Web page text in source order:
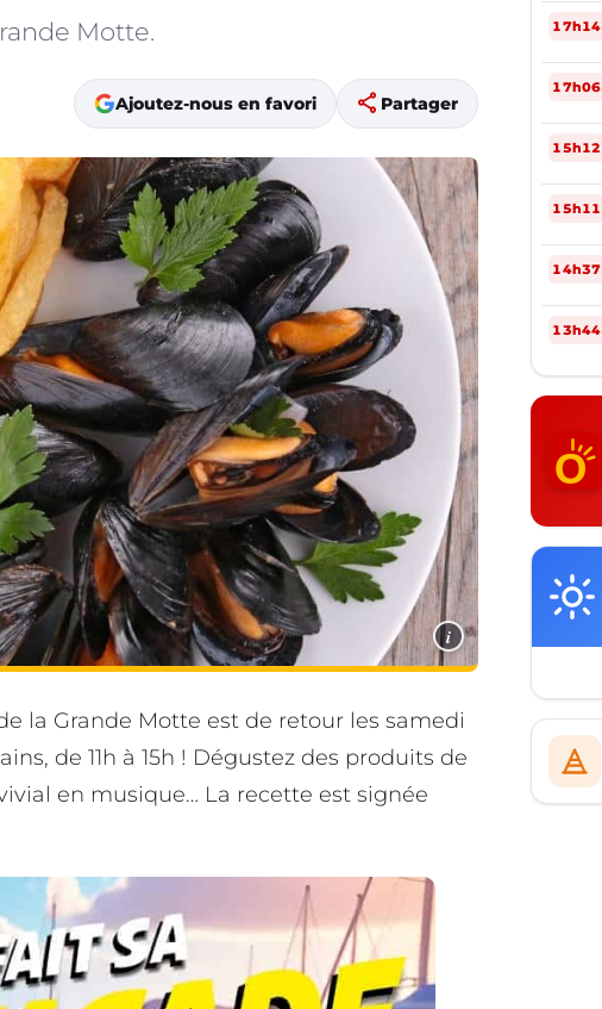
Motte.
Ajoutez-nous en favori share Partager
i
la Grande Motte est de retour les samedi
de 11h à 15h ! Dégustez des produits de
en musique… La recette est signée
17h14
17h06
15h12
15h11
14h37
13h44